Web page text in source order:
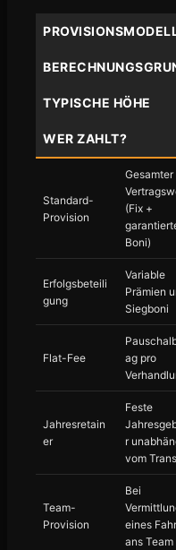
TYPISCHE HÖHE
WER ZAHLT?
Standard-
Provision
Gesamter
(Fix +
Boni)
Erfolgsbeteili
gung
Variable
Prämien
Siegboni
Flat-Fee
ag pro
Jahresretain
er
Feste
r
vom
Team-
Provision
Bei
eines
ans Team